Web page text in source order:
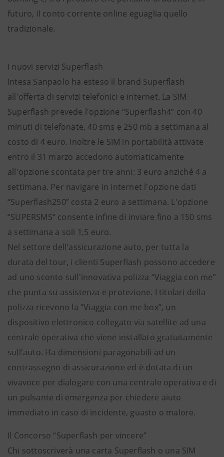
futuro, il conto corrente online eguaglia quello
tradizionale.
I nuovi servizi Superflash
Intesa Sanpaolo ha esteso il brand Superflash
all'offerta di servizi telefonici e internet. La SIM
Superflash prevede l'opzione “Superflash4” con 40
minuti di telefonate, 40 sms e 250 mb a settimana al
costo di 4 euro. Inoltre le SIM in portabilità attivate
entro il 31 marzo accedono automaticamente
all'opzione scontata per tre anni: 3 euro anziché 4 a
settimana. Per navigare in internet l'opzione dati
“Superflash250” costa 2 euro a settimana. L'opzione
“SUPERSMS“ consente infine di inviare fino a 150 sms
a settimana a soli 1,5 euro.
Nel settore dell'assicurazione auto, per tutta la
durata del tour, i clienti Superflash possono accedere
ad uno sconto sull'innovativa polizza “Viaggia con me”
che punta su assistenza e protezione. I titolari della
polizza ricevono la “Viaggia con me box”, un
dispositivo elettronico collegato via satellite ad una
centrale operativa che viene installato gratuitamente
sull'auto. Ha dimensioni paragonabili ad un
contrassegno di assicurazione ed è dotata di un
vivavoce per dialogare con una centrale operativa e di
un pulsante di emergenza per chiedere aiuto
immediato in caso di incidente, guasto o malore.
Il Concorso “Superflash per vincere”
Chi sottoscriverà una carta Superflash o una SIM